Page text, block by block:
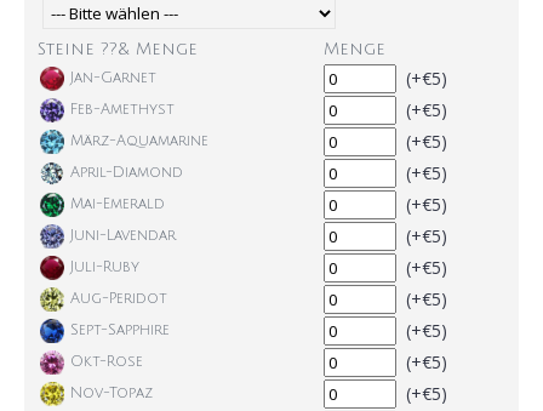
Steine ??& Menge Menge
Jan-Garnet (+€5)
Feb-Amethyst (+€5)
März-Aquamarine (+€5)
April-Diamond (+€5)
Mai-Emerald (+€5)
Juni-Lavendar (+€5)
Juli-Ruby (+€5)
Aug-Peridot (+€5)
Sept-Sapphire (+€5)
Okt-Rose (+€5)
Nov-Topaz (+€5)